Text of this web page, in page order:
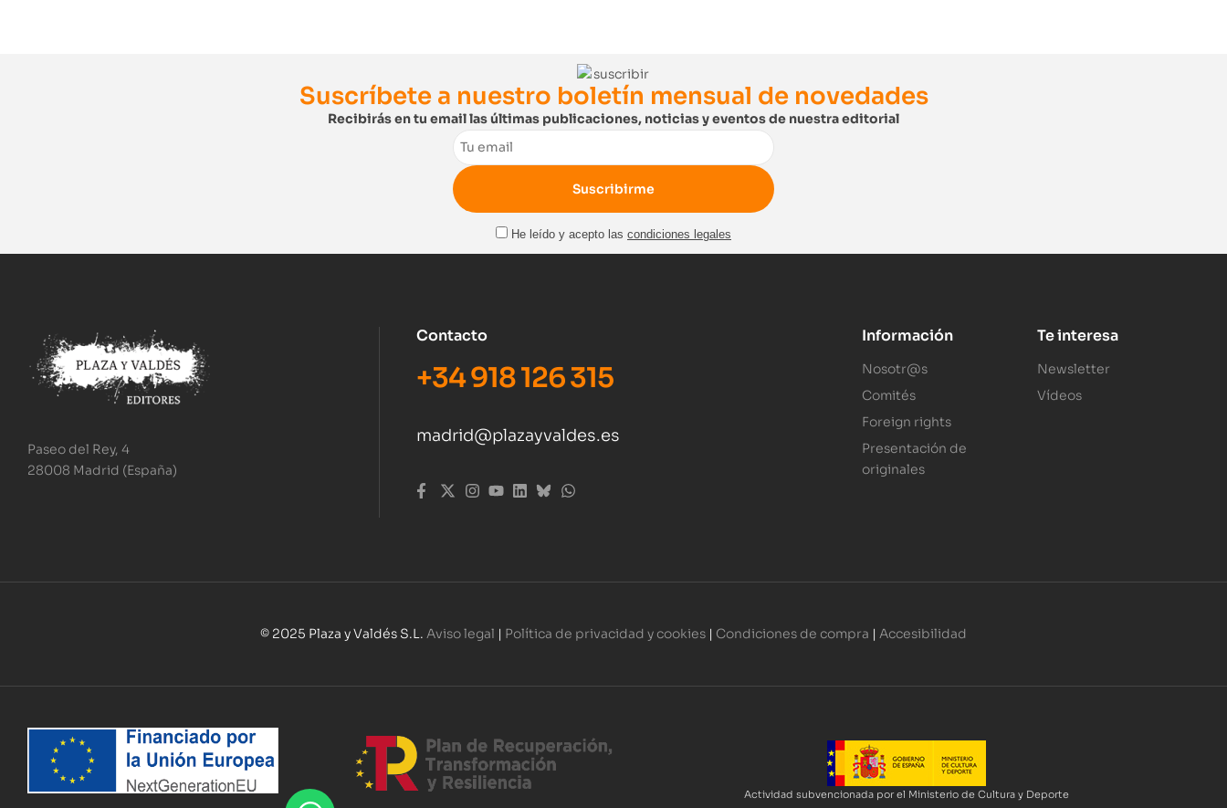
Suscríbete a nuestro boletín mensual de novedades
Recibirás en tu email las últimas publicaciones, noticias y eventos de nuestra editorial
Email
He leído y acepto las condiciones legales
Paseo del Rey, 4
28008 Madrid (España)
Contacto
+34 918 126 315
madrid@plazayvaldes.es
Información
Nosotr@s
Comités
Foreign rights
Presentación de
originales
Te interesa
Newsletter
Vídeos
© 2025 Plaza y Valdés S.L. Aviso legal | Política de privacidad y cookies | Condiciones de compra | Accesibilidad
Actividad subvencionada por el Ministerio de Cultura y Deporte